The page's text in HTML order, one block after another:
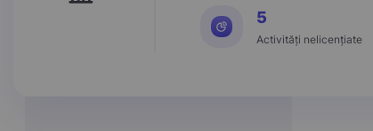
5
Activități nelicențiate